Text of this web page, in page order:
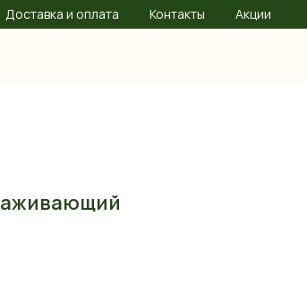
Доставка и оплата Контакты Акции